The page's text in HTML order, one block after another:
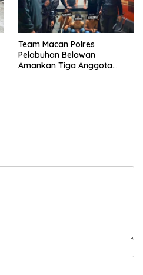
Team Macan Polres
Pelabuhan Belawan
Amankan Tiga Anggota